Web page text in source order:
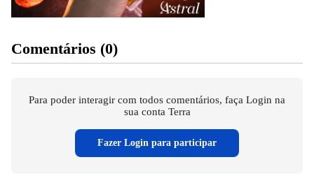
Comentários (0)
Para poder interagir com todos comentários, faça Login na
sua conta Terra
Fazer Login para participar